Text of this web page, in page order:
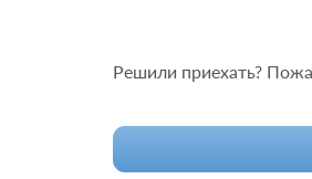
Решили приехать?